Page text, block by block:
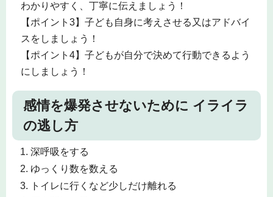
わかりやすく、丁寧に伝えましょう！
【ポイント3】子ども自身に考えさせる又はアドバイ
スをしましょう！
【ポイント4】子どもが自分で決めて行動できるよう
にしましょう！
感情を爆発させないために イライラ
の逃し方
深呼吸をする
ゆっくり数を数える
トイレに行くなど少しだけ離れる